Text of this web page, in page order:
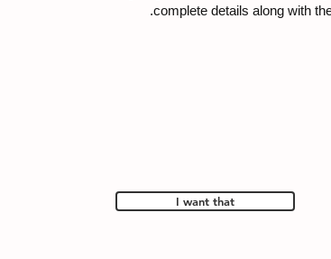
complete details along with
I want that